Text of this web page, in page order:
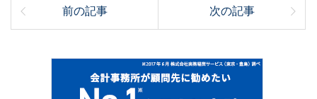
前の記事 次の記事